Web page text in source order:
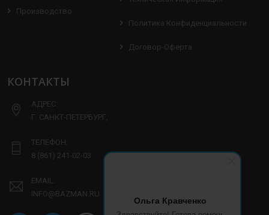
Ольга Кравченко
Производство
Политика Конфиденциальности
Договор-Оферта
КОНТАКТЫ
АДРЕС:
Г. САНКТ-ПЕТЕРБУРГ,
ТЕЛЕФОН:
8 (861) 241-02-03
EMAIL:
INFO@BAZMAN.RU